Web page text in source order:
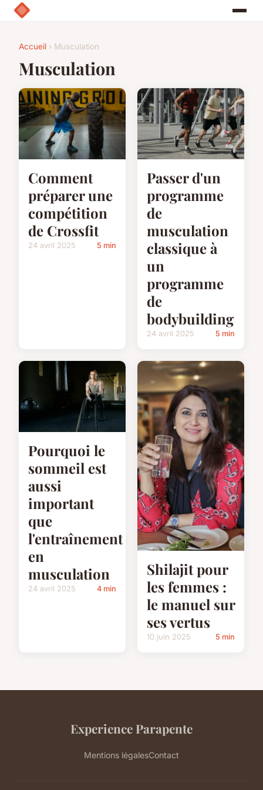
Accueil › Musculation
Musculation
Comment
préparer une
compétition
de Crossfit
24 avril 2025 5 min
Passer d'un
programme
de
musculation
classique à
un
programme
de
bodybuilding
24 avril 2025 5 min
Pourquoi le
sommeil est
aussi
important
que
l'entraînement
en
musculation
24 avril 2025 4 min
Shilajit pour
les femmes :
le manuel sur
ses vertus
10 juin 2025 5 min
Experience Parapente
Mentions légalesContact